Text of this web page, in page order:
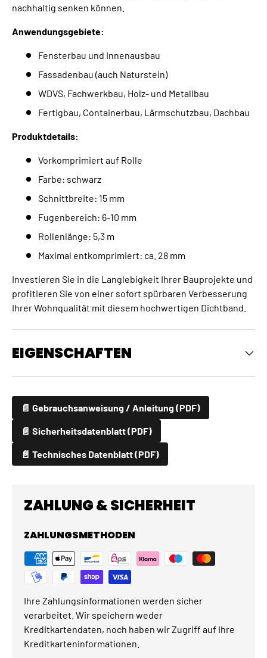
nachhaltig senken können.
Anwendungsgebiete:
Fensterbau und Innenausbau
Fassadenbau (auch Naturstein)
WDVS, Fachwerkbau, Holz- und Metallbau
Fertigbau, Containerbau, Lärmschutzbau, Dachbau
Produktdetails:
Vorkomprimiert auf Rolle
Farbe: schwarz
Schnittbreite: 15 mm
Fugenbereich: 6-10 mm
Rollenlänge: 5,3 m
Maximal entkomprimiert: ca. 28 mm
Investieren Sie in die Langlebigkeit Ihrer Bauprojekte und
profitieren Sie von einer sofort spürbaren Verbesserung
Ihrer Wohnqualität mit diesem hochwertigen Dichtband.
EIGENSCHAFTEN
📄 Gebrauchsanweisung / Anleitung (PDF)
📄 Sicherheitsdatenblatt (PDF)
📄 Technisches Datenblatt (PDF)
ZAHLUNG & SICHERHEIT
ZAHLUNGSMETHODEN
Ihre Zahlungsinformationen werden sicher
verarbeitet. Wir speichern weder
Kreditkartendaten, noch haben wir Zugriff auf Ihre
Kreditkarteninformationen.